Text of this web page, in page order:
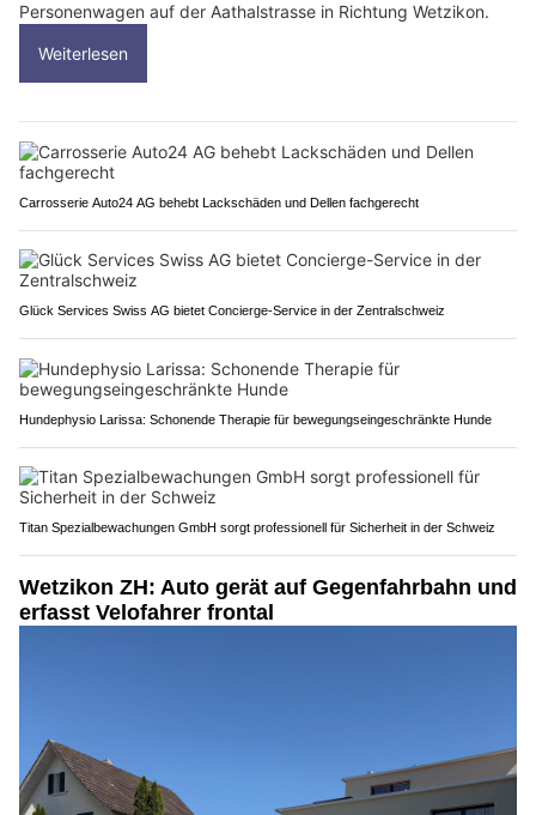
Personenwagen auf der Aathalstrasse in Richtung Wetzikon.
Weiterlesen
Carrosserie Auto24 AG behebt Lackschäden und Dellen fachgerecht
Glück Services Swiss AG bietet Concierge-Service in der Zentralschweiz
Hundephysio Larissa: Schonende Therapie für bewegungseingeschränkte Hunde
Titan Spezialbewachungen GmbH sorgt professionell für Sicherheit in der Schweiz
Wetzikon ZH: Auto gerät auf Gegenfahrbahn und
erfasst Velofahrer frontal